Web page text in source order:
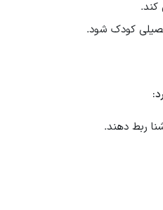
کند.
کودک شود.
ربط دهند.